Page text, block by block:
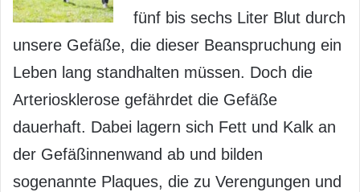
fünf bis sechs Liter Blut durch
unsere Gefäße, die dieser Beanspruchung ein
Leben lang standhalten müssen. Doch die
Arteriosklerose gefährdet die Gefäße
dauerhaft. Dabei lagern sich Fett und Kalk an
der Gefäßinnenwand ab und bilden
sogenannte Plaques, die zu Verengungen und